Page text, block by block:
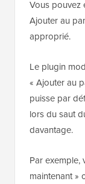
Vous pouvez
Ajouter au
approprié.
Le plugin
« Ajouter au
puisse par
lors du saut
davantage.
Par exemple,
maintenant »